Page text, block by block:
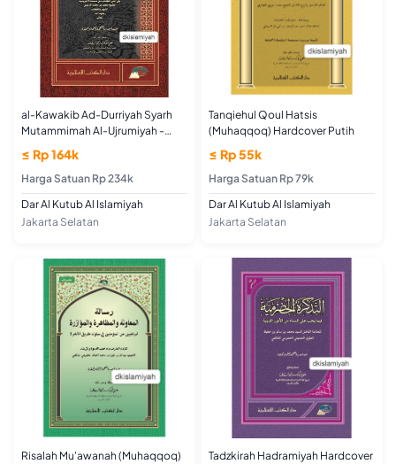
al-Kawakib Ad-Durriyah Syarh
Mutammimah Al-Ujrumiyah -
Launan Hardcover Putih
≤ Rp 164k
Harga Satuan Rp 234k
Dar Al Kutub Al Islamiyah
Jakarta Selatan
Tanqiehul Qoul Hatsis
(Muhaqqoq) Hardcover Putih
≤ Rp 55k
Harga Satuan Rp 79k
Dar Al Kutub Al Islamiyah
Jakarta Selatan
Risalah Mu'awanah (Muhaqqoq)
Tadzkirah Hadramiyah Hardcover